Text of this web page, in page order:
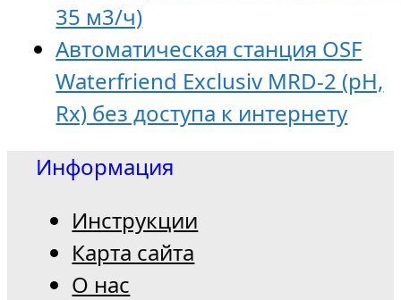
35 м3/ч)
Автоматическая станция OSF
Waterfriend Exclusiv MRD-2 (pH,
Rx) без доступа к интернету
Информация
Инструкции
Карта сайта
О нас